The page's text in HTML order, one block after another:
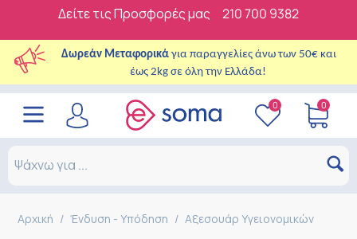
Δείτε τις Προσφορές μας 210 700 9382
Δωρεάν Μεταφορικά για παραγγελίες άνω των 50€ και
έως 2kg σε όλη την Ελλάδα!
0 0
Αρχική / Ένδυση - Υπόδηση / Αξεσουάρ Υγειονομικών